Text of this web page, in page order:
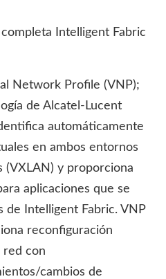
Intelligent Fabric
Network Profile (VNP);
de Alcatel-Lucent
automáticamente
en ambos entornos
(VXLAN) y proporciona
aplicaciones que se
de Intelligent Fabric. VNP
reconfiguración
red con
cambios de